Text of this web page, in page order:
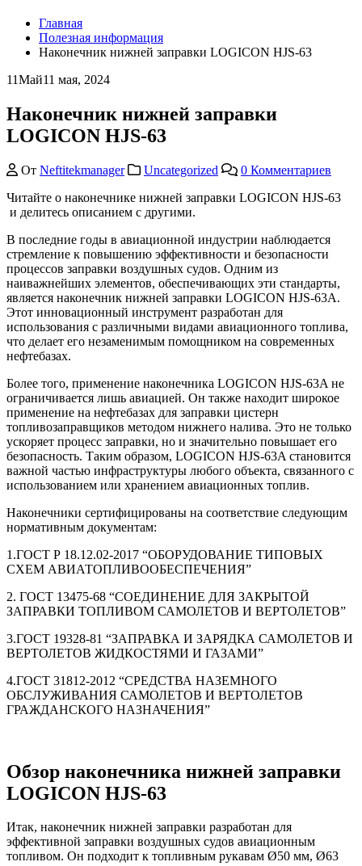
Главная
Полезная информация
Наконечник нижней заправки LOGICON HJS-63
11Май11 мая, 2024
Наконечник нижней заправки
LOGICON HJS-63
От Neftitekmanager Uncategorized
0 Комментариев
Читайте о наконечнике нижней заправки LOGICON HJS-63
и делитесь описанием с другими.
В последние годы в авиационной индустрии наблюдается
стремление к повышению эффективности и безопасности
процессов заправки воздушных судов. Одним из
наиважнейших элементов, обеспечивающих эти стандарты,
является наконечник нижней заправки LOGICON HJS-63A.
Этот инновационный инструмент разработан для
использования с различными видами авиационного топлива,
что делает его незаменимым помощником на современных
нефтебазах.
Более того, применение наконечника LOGICON HJS-63A не
ограничивается лишь авиацией. Он также находит широкое
применение на нефтебазах для заправки цистерн
топливозаправщиков методом нижнего налива. Это не только
ускоряет процесс заправки, но и значительно повышает его
безопасность. Таким образом, LOGICON HJS-63A становится
важной частью инфраструктуры любого объекта, связанного с
использованием или хранением авиационных топлив.
Наконечники сертифицированы на соответствие следующим
нормативным документам:
1.ГОСТ Р 18.12.02-2017 “ОБОРУДОВАНИЕ ТИПОВЫХ
СХЕМ АВИАТОПЛИВООБЕСПЕЧЕНИЯ”
2. ГОСТ 13475-68 “СОЕДИНЕНИЕ ДЛЯ ЗАКРЫТОЙ
ЗАПРАВКИ ТОПЛИВОМ САМОЛЕТОВ И ВЕРТОЛЕТОВ”
3.ГОСТ 19328-81 “ЗАПРАВКА И ЗАРЯДКА САМОЛЕТОВ И
ВЕРТОЛЕТОВ ЖИДКОСТЯМИ И ГАЗАМИ”
4.ГОСТ 31812-2012 “СРЕДСТВА НАЗЕМНОГО
ОБСЛУЖИВАНИЯ САМОЛЕТОВ И ВЕРТОЛЕТОВ
ГРАЖДАНСКОГО НАЗНАЧЕНИЯ”
Обзор наконечника нижней заправки
LOGICON HJS-63
Итак, наконечник нижней заправки разработан для
эффективной заправки воздушных судов авиационным
топливом. Он подходит к топливным рукавам Ø50 мм, Ø63